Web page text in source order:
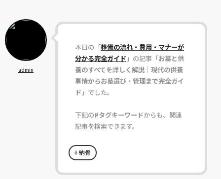
admin
本日の「葬儀の流れ・費用・マナーが
分かる完全ガイド 」の記事「お墓と供
養のすべてを詳しく解説｜現代の供養
事情からお墓選び・管理まで完全ガイ
ド 」でした。
下記の#タグキーワードからも、関連
記事を検索できます。
納骨